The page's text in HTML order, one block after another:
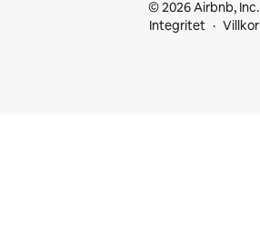
© 2026 Airbnb, Inc.
Integritet
Villkor